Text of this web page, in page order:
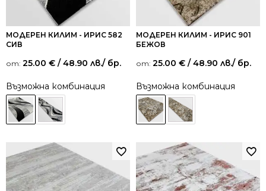
МОДЕРЕН КИЛИМ - ИРИС 582
СИВ
от: 25.00 € / 48.90 лв./ бр.
Възможна комбинация
МОДЕРЕН КИЛИМ - ИРИС 901
БЕЖОВ
от: 25.00 € / 48.90 лв./ бр.
Възможна комбинация